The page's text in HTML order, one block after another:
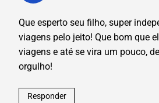
Que esperto seu filho, super
viagens pelo jeito! Que bom que
viagens e até se vira um pouco,
orgulho!
Responder